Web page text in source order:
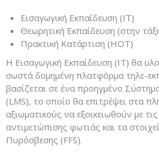
Εισαγωγική Εκπαίδευση (IT)
Θεωρητική Εκπαίδευση (στην
Πρακτική Κατάρτιση (HOT)
Η Εισαγωγική Εκπαίδευση (IT) θα
σωστά δομημένη πλατφόρμα τηλε-
βασίζεται σε ένα προηγμένο
(LMS), το οποίο θα επιτρέψει στα
αξιωματικούς να εξοικειωθούν με
αντιμετώπισης φωτιάς και τα
Πυρόσβεσης (FFS).